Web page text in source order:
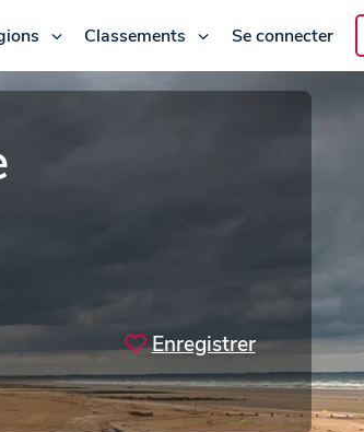
Classements Se connecter
Enregistrer